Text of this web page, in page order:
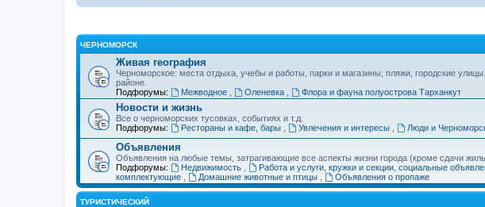
ЧЕРНОМОРСК
Живая география
Черноморское: места отдыха, учебы и работы, парки и магазины, пляжи, городские
районе.
Подфорумы:
Межводное Оленевка Флора и фауна полуострова Тарханкут
Новости и жизнь
Все о черноморских тусовках, событиях и т.д.
Подфорумы:
Рестораны и кафе, бары Увлечения и интересы Люди и
Объявления
Объявления на любые темы, затрагивающие все аспекты жизни города (кроме сдачи
Подфорумы:
Недвижимость Работа и услуги, кружки и секции, социальные
комплектующие
Домашние животные и птицы Объявления о пропаже
ТУРИСТИЧЕСКИЙ